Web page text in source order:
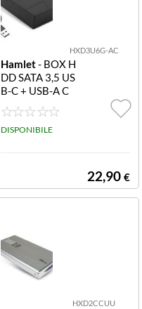
HXD3U6G-AC
Hamlet- BOX H
DD SATA 3,5 US
B-C + USB-A C
ON ALIMENTAT
ORE
DISPONIBILE
22,90 €
HXD2CCUU